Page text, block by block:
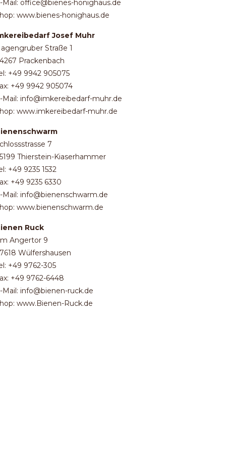
Mail: office@bienes-honighaus.de
www.bienes-honighaus.de
Josef Muhr
Straße 1
Prackenbach
+49 9942 905075
+49 9942 905074
Mail: info@imkereibedarf-muhr.de
www.imkereibedarf-muhr.de
7
Thierstein-Kiaserhammer
+49 9235 1532
+49 9235 6330
Mail: info@bienenschwarm.de
www.bienenschwarm.de
Ruck
Angertor 9
Wülfershausen
+49 9762-305
+49 9762-6448
Mail: info@bienen-ruck.de
www.Bienen-Ruck.de